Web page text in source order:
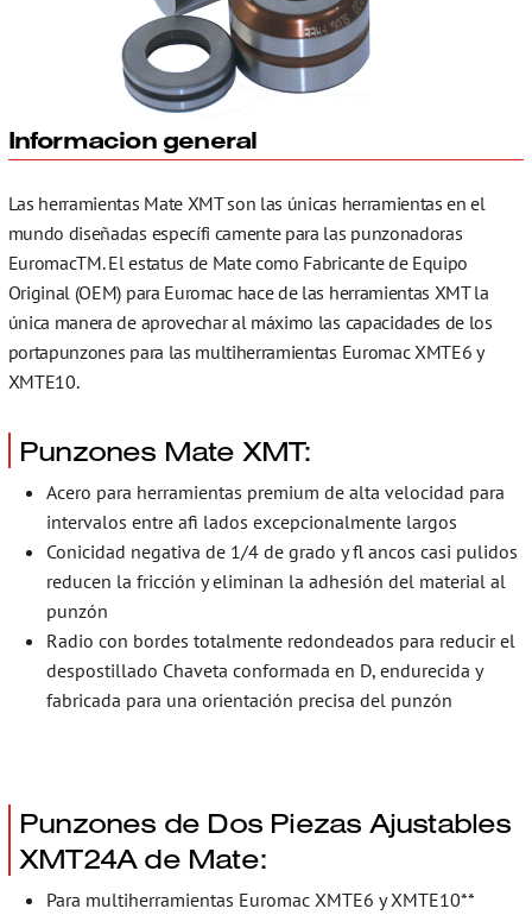
Informacion general
Las herramientas Mate XMT son las únicas herramientas en el
mundo diseñadas específi camente para las punzonadoras
EuromacTM. El estatus de Mate como Fabricante de Equipo
Original (OEM) para Euromac hace de las herramientas XMT la
única manera de aprovechar al máximo las capacidades de los
portapunzones para las multiherramientas Euromac XMTE6 y
XMTE10.
Punzones Mate XMT:
Acero para herramientas premium de alta velocidad para
intervalos entre afi lados excepcionalmente largos
Conicidad negativa de 1/4 de grado y fl ancos casi pulidos
reducen la fricción y eliminan la adhesión del material al
punzón
Radio con bordes totalmente redondeados para reducir el
despostillado Chaveta conformada en D, endurecida y
fabricada para una orientación precisa del punzón
Punzones de Dos Piezas Ajustables
XMT24A de Mate:
Para multiherramientas Euromac XMTE6 y XMTE10**